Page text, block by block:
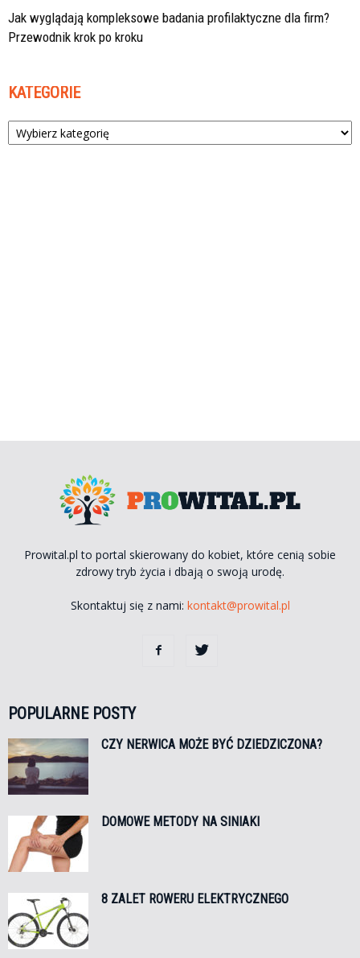
Jak wyglądają kompleksowe badania profilaktyczne dla firm?
Przewodnik krok po kroku
KATEGORIE
Kategorie
Prowital.pl to portal skierowany do kobiet, które cenią sobie
zdrowy tryb życia i dbają o swoją urodę.
Skontaktuj się z nami: kontakt@prowital.pl
POPULARNE POSTY
CZY NERWICA MOŻE BYĆ DZIEDZICZONA?
DOMOWE METODY NA SINIAKI
8 ZALET ROWERU ELEKTRYCZNEGO